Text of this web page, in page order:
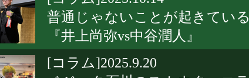
普通じゃないことが起きてい
『井上尚弥vs中谷潤人』
[コラム]2025.9.20